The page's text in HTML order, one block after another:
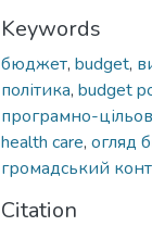
Keywords
бюджет, budget,
політика, budget
програмно-
health care, огляд
громадський
Citation